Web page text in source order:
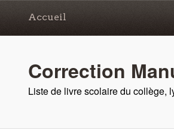
Accueil
Correction
Liste de livre scolaire du collège,